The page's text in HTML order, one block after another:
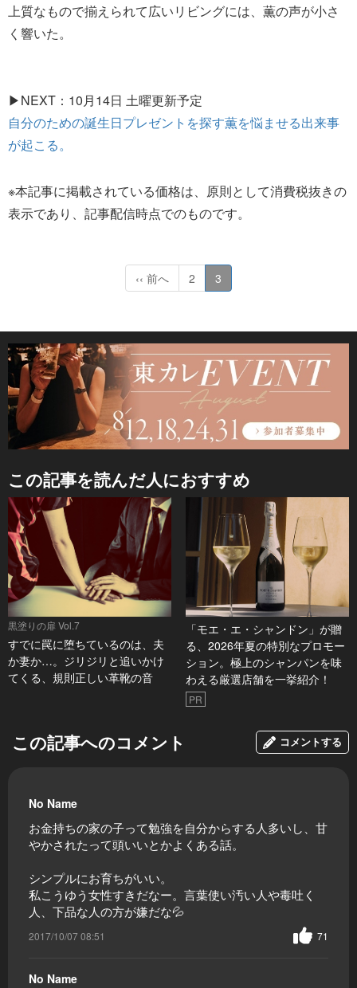
上質なもので揃えられて広いリビングには、薫の声が小さ
く響いた。
▶NEXT：10月14日 土曜更新予定
自分のための誕生日プレゼントを探す薫を悩ませる出来事
が起こる。
※本記事に掲載されている価格は、原則として消費税抜きの
表示であり、記事配信時点でのものです。
‹‹ 前へ 2 3
この記事を読んだ人におすすめ
黒塗りの扉 Vol.7
すでに罠に堕ちているのは、夫
か妻か…。ジリジリと追いかけ
てくる、規則正しい革靴の音
「モエ・エ・シャンドン」が贈
る、2026年夏の特別なプロモー
ション。極上のシャンパンを味
わえる厳選店舗を一挙紹介！
PR
この記事へのコメント コメントする
No Name
お金持ちの家の子って勉強を自分からする人多いし、甘
やかされたって頭いいとかよくある話。
シンプルにお育ちがいい。
私こうゆう女性すきだなー。言葉使い汚い人や毒吐く
人、下品な人の方が嫌だな💦
2017/10/07 08:51 71
No Name